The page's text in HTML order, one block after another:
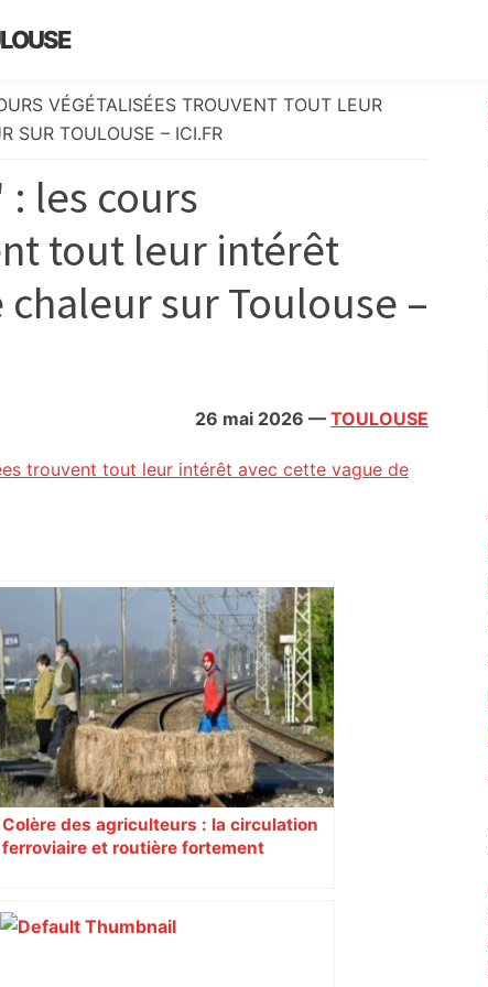
VÉGÉTALISÉES TROUVENT TOUT LEUR
SUR TOULOUSE – ICI.FR
les cours
tout leur intérêt
sur Toulouse –
26 mai 2026 — TOULOUSE
trouvent tout leur intérêt avec cette vague de
Colère des agriculteurs : la circulation
ferroviaire et routière fortement